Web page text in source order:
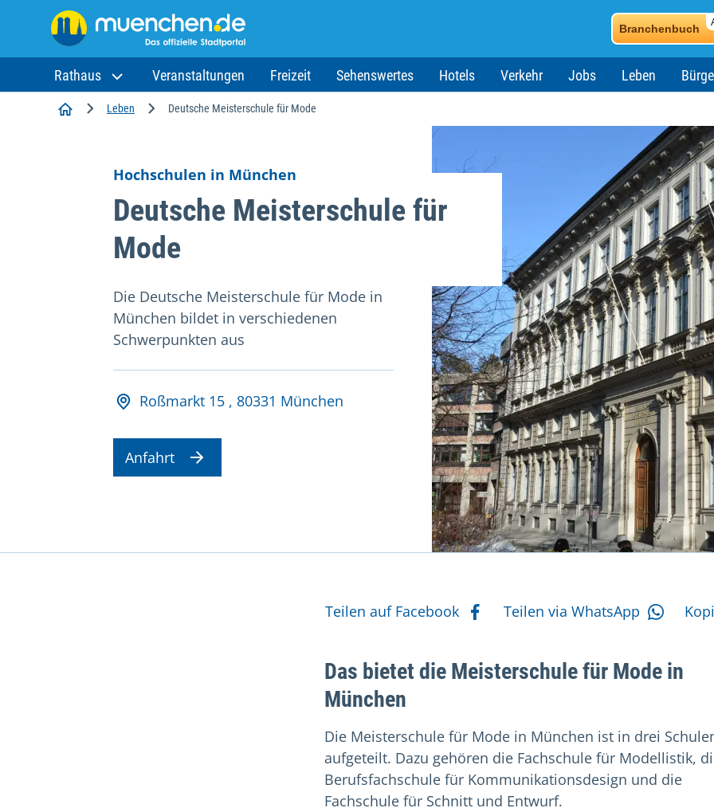
Branchenbuch
Rathaus Veranstaltungen Freizeit Sehenswertes Hotels Verkehr Jobs Leben
StartseiteLeben Deutsche Meisterschule für Mode
Hochschulen in München
Deutsche Meisterschule für
Mode
Die Deutsche Meisterschule für Mode in
München bildet in verschiedenen
Schwerpunkten aus
Adresse und Öffnungszeiten
Roßmarkt 15 , 80331 München
Anfahrt
Weitere Aktionen
Teilen auf Facebook Teilen via WhatsApp
Das bietet die Meisterschule für Mode in
München
Die Meisterschule für Mode in München ist in drei
aufgeteilt. Dazu gehören die Fachschule für Modellistik,
Berufsfachschule für Kommunikationsdesign und die
Fachschule für Schnitt und Entwurf.